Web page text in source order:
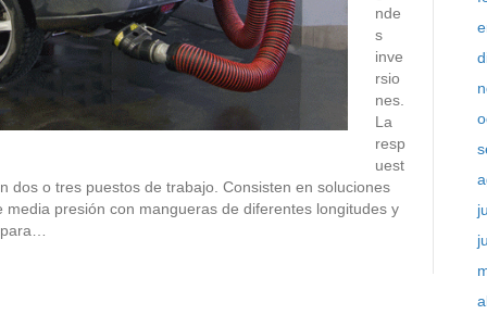
nde
s
inve
rsio
nes.
La
resp
uest
dos o tres puestos de trabajo. Consisten en soluciones
presión con mangueras de diferentes longitudes y